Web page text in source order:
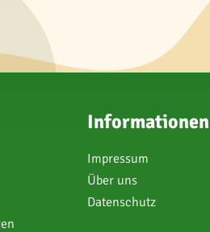
Informationen
Impressum
Über uns
Datenschutz